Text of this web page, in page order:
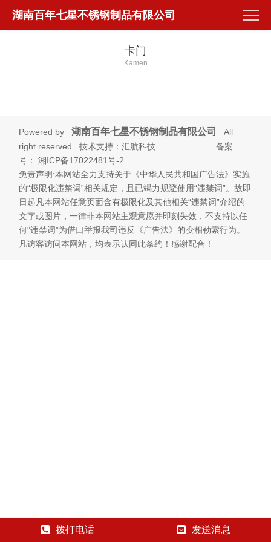
湖南百年七星不锈钢制品有限公司
卡门
Kamen
Powered by湖南百年七星不锈钢制品有限公司
All
right reserved 技术支持：汇航科技 备案
号：湘ICP备17022481号-2
免责声明:本网站全力支持关于《中华人民共和国广告法》实施
的“极限化违禁词”相关规定，且已竭力规避使用“违禁词”。故即
日起凡本网站任意页面含有极限化及其他相关“违禁词”介绍的
文字或图片，一律非本网站主观意愿并即刻失效，不支持以任
何"违禁词”为借口举报我司违反《广告法》的变相勒索行为。
凡访客访问本网站，均表示认同此条约！感谢配合！
拨打电话 发送消息